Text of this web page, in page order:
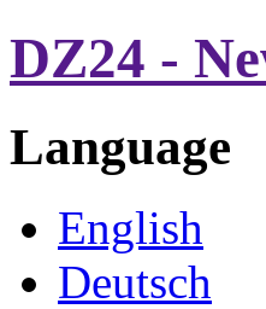
DZ24 -
Language
English
Deutsch